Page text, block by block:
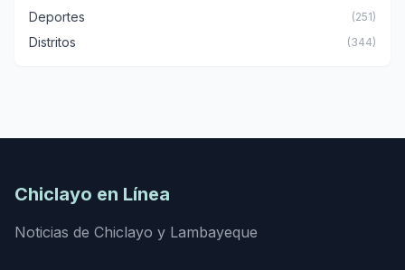
Deportes (251)
Distritos (344)
Chiclayo en Línea
Noticias de Chiclayo y Lambayeque